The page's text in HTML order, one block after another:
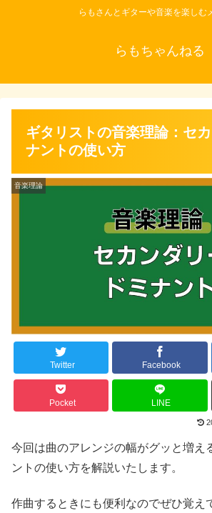
らもさんとギターや音楽を楽しむ
らもちゃんねる
ギタリストの音楽理論：セ
ナントの使い方
音楽理論
Twitter Facebook
Pocket LINE
今回は曲のアレンジの幅がグッと増え
ントの使い方を解説いたします。
作曲するときにも便利なのでぜひ覚え